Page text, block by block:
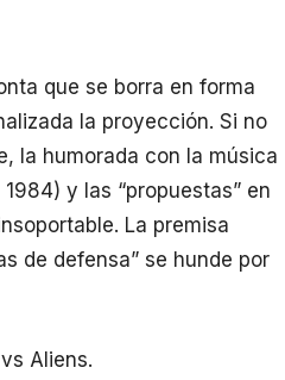
que se borra en forma
la proyección. Si no
la humorada con la música
1984) y las “propuestas” en
La premisa
de defensa” se hunde por
Aliens.